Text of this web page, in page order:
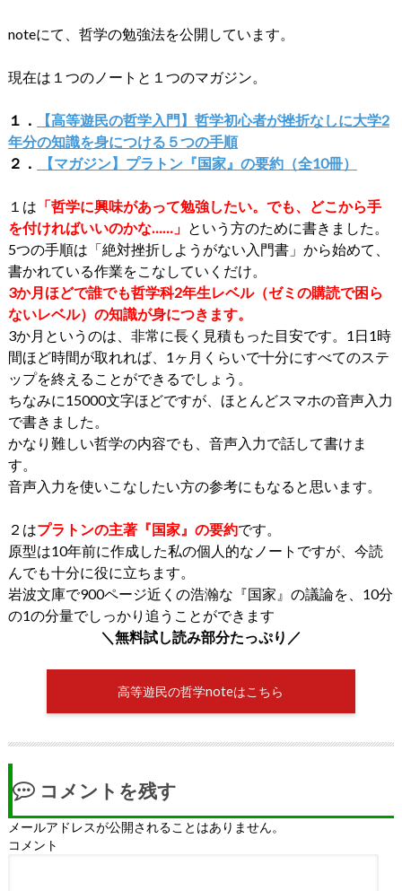
noteにて、哲学の勉強法を公開しています。
現在は１つのノートと１つのマガジン。
１．
【高等遊民の哲学入門】哲学初心者が挫折なしに大学2
年分の知識を身につける５つの手順
２．
【マガジン】プラトン『国家』の要約（全10冊）
１は 「哲学に興味があって勉強したい。でも、どこから手
を付ければいいのかな……」 という方のために書きました。
5つの手順は「絶対挫折しようがない入門書」から始めて、
書かれている作業をこなしていくだけ。
3か月ほどで誰でも哲学科2年生レベル（ゼミの購読で困ら
ないレベル）の知識が身につきます。
3か月というのは、非常に長く見積もった目安です。1日1時
間ほど時間が取れれば、1ヶ月くらいで十分にすべてのステ
ップを終えることができるでしょう。
ちなみに15000文字ほどですが、ほとんどスマホの音声入力
で書きました。
かなり難しい哲学の内容でも、音声入力で話して書けま
す。
音声入力を使いこなしたい方の参考にもなると思います。
２はプラトンの主著『国家』の要約です。
原型は10年前に作成した私の個人的なノートですが、今読
んでも十分に役に立ちます。
岩波文庫で900ページ近くの浩瀚な『国家』の議論を、10分
の1の分量でしっかり追うことができます
＼無料試し読み部分たっぷり／
高等遊民の哲学noteはこちら
コメントを残す
メールアドレスが公開されることはありません。
コメント